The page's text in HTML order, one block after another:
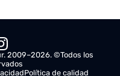
gestión,
del USV